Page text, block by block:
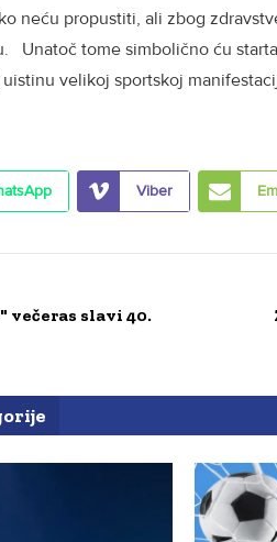
neću propustiti, ali zbog
Unatoč tome simbolično ću
velikoj sportskoj
Viber
večeras slavi 40.